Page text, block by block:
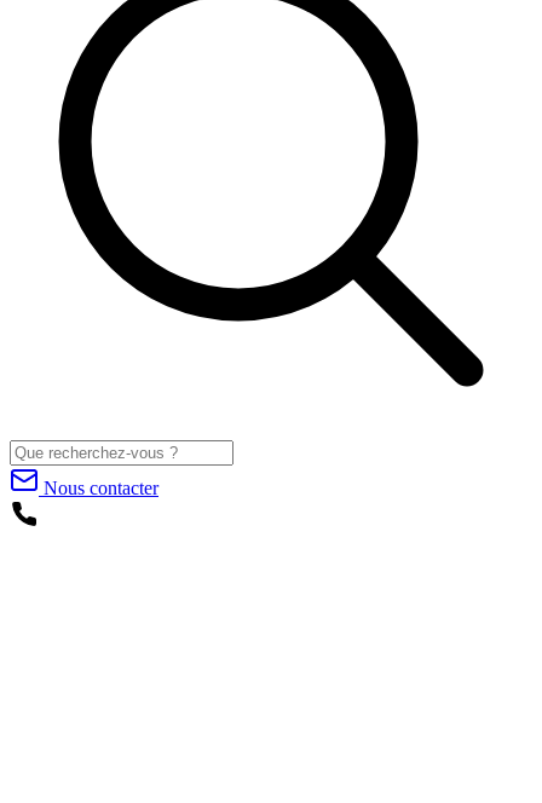
Nous contacter